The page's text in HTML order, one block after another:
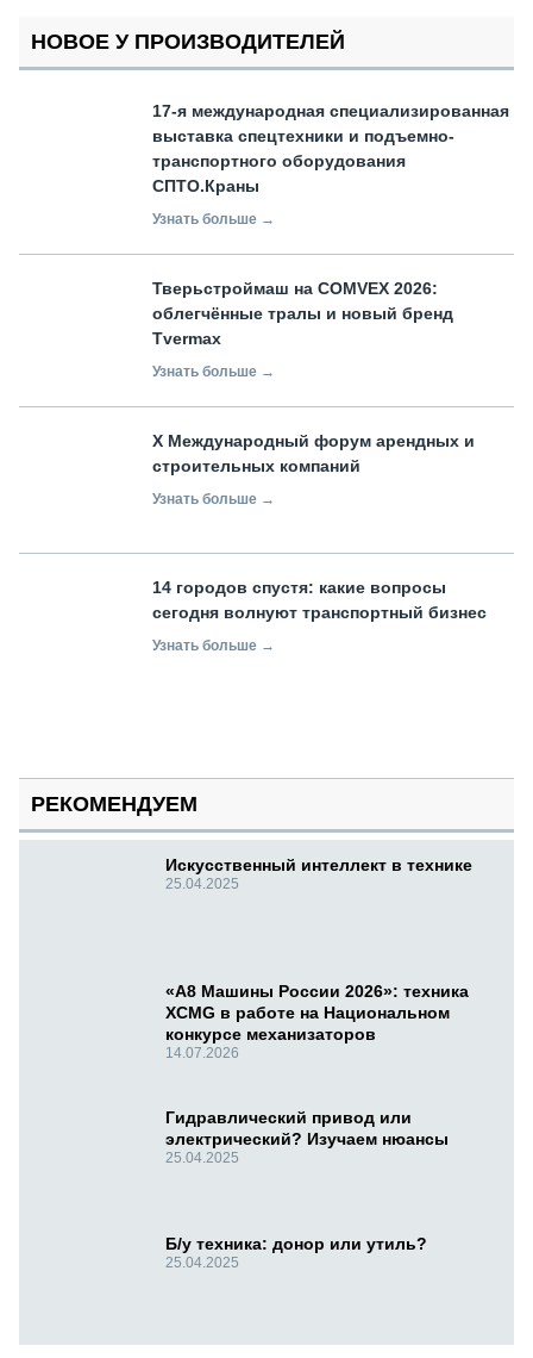
НОВОЕ У ПРОИЗВОДИТЕЛЕЙ
17-я международная специализированная
выставка спецтехники и подъемно-
транспортного оборудования
СПТО.Краны
Узнать больше →
Тверьстроймаш на COMVEX 2026:
облегчённые тралы и новый бренд
Tvermax
Узнать больше →
X Международный форум арендных и
строительных компаний
Узнать больше →
14 городов спустя: какие вопросы
сегодня волнуют транспортный бизнес
Узнать больше →
РЕКОМЕНДУЕМ
Искусственный интеллект в технике
25.04.2025
«А8 Машины России 2026»: техника
XCMG в работе на Национальном
конкурсе механизаторов
14.07.2026
Гидравлический привод или
электрический? Изучаем нюансы
25.04.2025
Б/у техника: донор или утиль?
25.04.2025